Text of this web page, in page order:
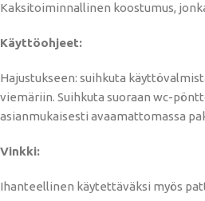
Kaksitoiminnallinen koostumus,
Käyttöohjeet:
Hajustukseen: suihkuta
viemäriin. Suihkuta suoraan wc-
asianmukaisesti avaamattomassa
Vinkki:
Ihanteellinen käytettäväksi myös